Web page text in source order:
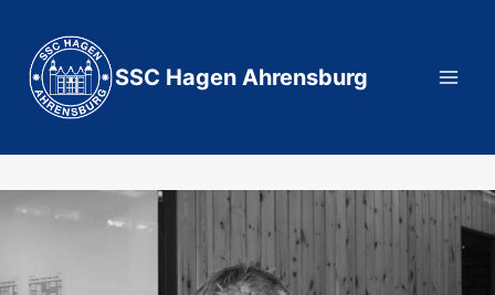
Inhalt
springen
SSC Hagen Ahrensburg